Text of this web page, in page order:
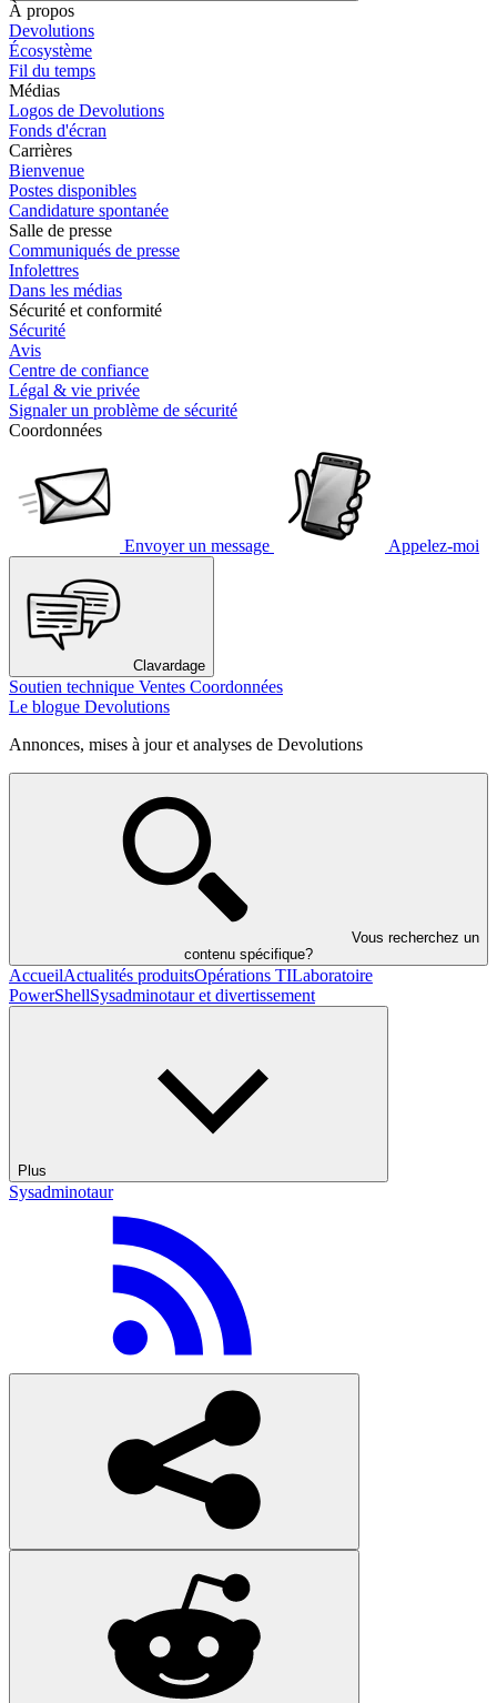
À propos
Devolutions
Écosystème
Fil du temps
Médias
Logos de Devolutions
Fonds d'écran
Carrières
Bienvenue
Postes disponibles
Candidature spontanée
Salle de presse
Communiqués de presse
Infolettres
Dans les médias
Sécurité et conformité
Sécurité
Avis
Centre de confiance
Légal & vie privée
Signaler un problème de sécurité
Coordonnées
Envoyer un message Appelez-moi
Clavardage
Soutien technique Ventes Coordonnées
Le blogue Devolutions
Annonces, mises à jour et analyses de Devolutions
Vous recherchez un
contenu spécifique?
AccueilActualités produitsOpérations TILaboratoire
PowerShellSysadminotaur et divertissement
Plus
Sysadminotaur